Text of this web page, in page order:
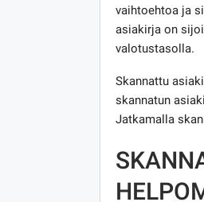
vaihtoehtoa ja
asiakirja on
valotustasolla.
Skannattu
skannatun
Jatkamalla